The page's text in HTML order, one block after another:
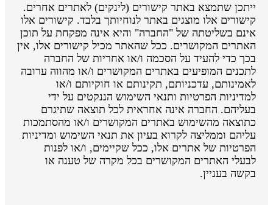
ייתכן שתמצא באתר קישורים (לינקים) לאתרים אחרים.
קישורים אלו מוצגים באתר לנוחיותך בלבד. קישורים אלו
אינם בשליטתה של "החברה" והיא אינה מפקחת על תוכן
האתרים המקושרים. ככל שהאתר מכיל קישורים אלו, אין
בכך כדי להעיד על הסכמה ו/או אחריות של החברה
לתכנים המופיעים באתרים המקושרים ו/או מהווה ערובה
לאמינותם, עדכניותם, תקינותם או חוקיותם ו/או
למדיניות הפרטיות ותנאי השימוש הננקטים על ידי
בעליהם. החברה אינה אחראית לכל תוצאה שתיגרם
כתוצאה מהשימוש באתרים המקושרים ו/או מהסתמכות
עליהם וממליצה לקרוא בעיון את תנאי השימוש ומדיניות
הפרטיות של אתרים אלו, ככל שקיימים, ו/או לפנות
לבעלי האתרים המקושרים בכל מקרה של טענה או
בקשה בעניין.